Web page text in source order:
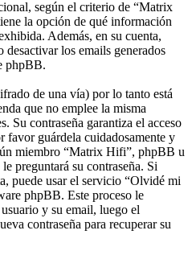
según el criterio de “Matrix
la opción de qué información
Además, en su cuenta,
los emails generados
phpBB.
de una vía) por lo tanto está
que no emplee la misma
Su contraseña garantiza el acceso
favor guárdela cuidadosamente y
miembro “Matrix Hifi”, phpBB u
preguntará su contraseña. Si
puede usar el servicio “Olvidé mi
phpBB. Este proceso le
y su email, luego el
contraseña para recuperar su